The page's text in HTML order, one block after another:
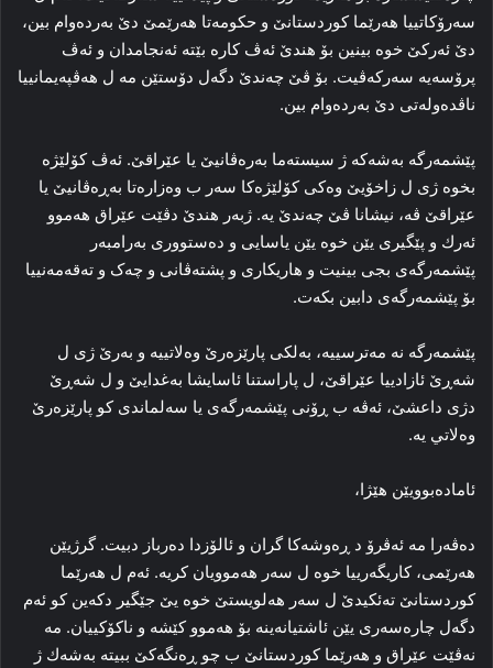
سەرۆکاتییا هەرێما کوردستانێ و حكومه‌تا هه‌رێمێ دێ به‌رده‌وام بين،
دێ ئه‌ركێ خوە بينين بۆ هندێ ئه‌ڤ كاره‌ بێته‌ ئه‌نجامدان و ئه‌ڤ
پرۆسه‌يه‌ سه‌ركه‌ڤيت. بۆ ڤێ چه‌ندێ دگەل دۆستێن مە ل هەڤپەیمانییا
ناڤدەولەتی دێ بەردەوام بین.
پێشمەرگە به‌شه‌كه‌ ژ سیستەما بەره‌ڤانيێ یا عێراقێ. ئه‌ڤ كۆلێژه‌
بخوە ژى ل زاخۆیێ وه‌كى كۆلێژه‌كا سه‌ر ب وه‌زاره‌تا به‌ڕه‌ڤانيێ يا
عێراقێ ڤە، نيشانا ڤێ چه‌ندێ يه‌. ژبه‌ر هندێ دڤێت عێراق هەموو
ئه‌رك و پێگيرى یێن خوە یێن یاسایی و ده‌ستوورى بەرامبەر
پێشمەرگەی بجى بینیت و هاریکاری و پشتەڤانی و چەک و تەقەمەنییا
بۆ پێشمەرگەی دابین بکەت.
پێشمەرگە نە مەترسیيە، بەلکى پارێزەرێ وه‌لاتييه‌‌ و به‌رێ ژى ل
شه‌ڕێ ئازادييا عێراقێ، ل پاراستنا ئاسايشا به‌غدایێ و ل شه‌ڕێ
دژى داعشێ، ئه‌ڤه‌ ب ڕۆنى پێشمه‌رگه‌ى يا سه‌لماندى كو پارێزه‌رێ
وه‌لاتي يه‌.
ئامادەبوویێن هێژا،
دەڤەرا مە ئەڤرۆ د ڕه‌وشه‌كا گران و ئالۆزدا دەرباز دبیت. گرژیێن
هەرێمی، کاریگەرییا خوە ل سەر هەموویان کریە. ئەم ل هەرێما
کوردستانێ ته‌ئكيدێ ل سەر هەلویستێ خوە یێ جێگیر دکەین کو ئەم
دگەل چارەسەرى یێن ئاشتیانەينه‌ بۆ هەموو کێشە و ناكۆكييان. مه‌
نه‌ڤێت عێراق و هەرێما کوردستانێ ب چو ڕەنگەکێ ببيته‌‌ به‌شه‌ك ژ